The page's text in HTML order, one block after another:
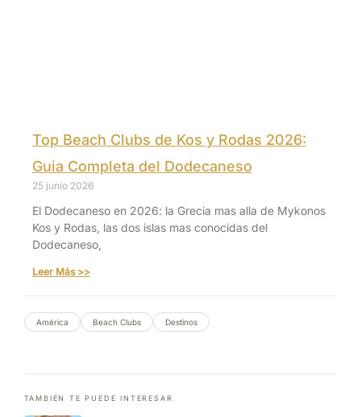
Top Beach Clubs de Kos y Rodas 2026:
Guia Completa del Dodecaneso
25 junio 2026
El Dodecaneso en 2026: la Grecia mas alla de Mykonos
Kos y Rodas, las dos islas mas conocidas del
Dodecaneso,
Leer Más >>
América Beach Clubs Destinos
TAMBIÉN TE PUEDE INTERESAR